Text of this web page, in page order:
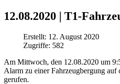
12.08.2020 | T1-
Erstellt: 12. August 2020
Zugriffe: 582
Am Mittwoch, den 12.08.2020 um
Alarm zu einer Fahrzeugbergung auf
gerufen.